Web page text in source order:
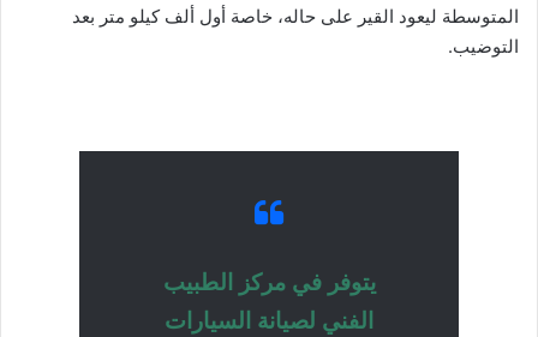
المتوسطة ليعود القير على حاله، خاصة أول ألف كيلو متر بعد
التوضيب.
يتوفر في مركز الطبيب
الفني لصيانة السيارات